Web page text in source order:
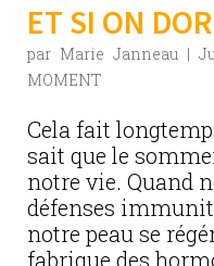
ET SI ON
par Marie Janneau |
MOMENT
Cela fait
sait que le
notre vie. Quand
défenses
notre peau se
fabrique des